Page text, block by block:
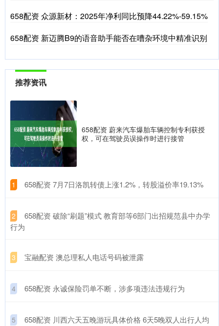
658配资 众源新材：2025年净利同比预降44.22%-59.15%
658配资 新迈腾B9的语音助手能否在嘈杂环境中精准识别
推荐资讯
658配资 蔚来汽车爆胎车辆控制专利获授
权，可在驾驶员误操作时进行接管
1 ​658配资 7月7日洛凯转债上涨1.2%，转股溢价率19.13%
2
​658配资 破除“刷题”模式 教育部等6部门出招规范县中办学
行为
3 ​宝融配资 澳总理私人电话号码被泄露
4 ​658配资 永诚保险罚单不断，涉多项违法违规行为
5
​658配资 川西六天五晚游玩具体价格 6天5晚双人出行人均